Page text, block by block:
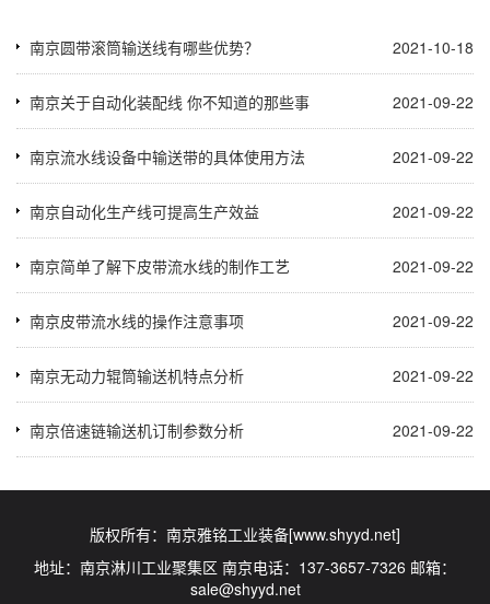
南京圆带滚筒输送线有哪些优势？ 2021-10-18
南京关于自动化装配线 你不知道的那些事 2021-09-22
南京流水线设备中输送带的具体使用方法 2021-09-22
南京自动化生产线可提高生产效益 2021-09-22
南京简单了解下皮带流水线的制作工艺 2021-09-22
南京皮带流水线的操作注意事项 2021-09-22
南京无动力辊筒输送机特点分析 2021-09-22
南京倍速链输送机订制参数分析 2021-09-22
版权所有：南京雅铭工业装备[www.shyyd.net]
地址：南京淋川工业聚集区 南京电话：137-3657-7326 邮箱：
sale@shyyd.net